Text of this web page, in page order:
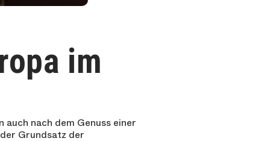
im
auch nach dem Genuss einer
Grundsatz der